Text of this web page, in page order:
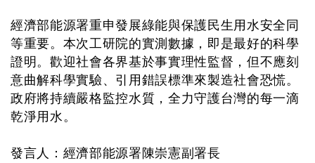
經濟部能源署重申發展綠能與保護民生用水安全同
等重要。本次工研院的實測數據，即是最好的科學
證明。歡迎社會各界基於事實理性監督，但不應刻
意曲解科學實驗、引用錯誤標準來製造社會恐慌。
政府將持續嚴格監控水質，全力守護台灣的每一滴
乾淨用水。
發言人：經濟部能源署陳崇憲副署長